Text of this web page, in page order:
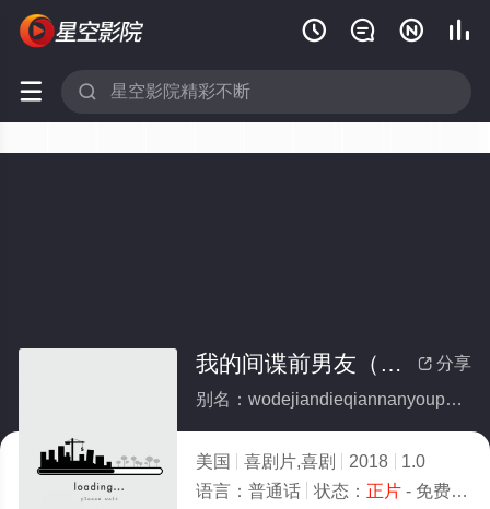
   
 
 分享
我的间谍前男友（普通话版）
别名：wodejiandieqiannanyouputonghuaban
美国 喜剧片,喜剧 2018
1.0
语言： 普通话 状态： 正片- 免费在线观看